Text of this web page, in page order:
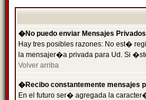
�No puedo enviar Mensajes
Hay tres posibles razones: No est�
la mensajer�a privada para Ud. Si
Volver arriba
�Recibo constantemente mensajes
En el futuro ser� agregada la